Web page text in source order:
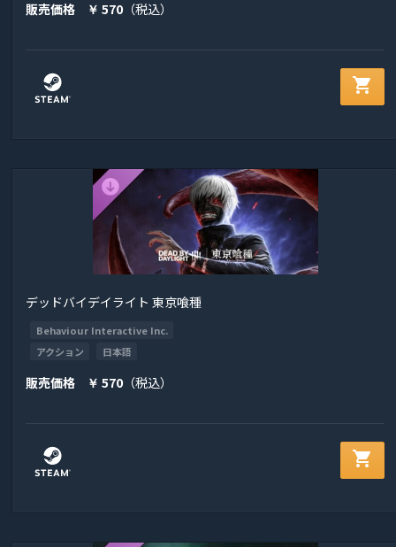
販売価格 ￥ 570 （税込）
shopping_cart
デッドバイデイライト 東京喰種
Behaviour Interactive Inc.
アクション
日本語
販売価格 ￥ 570 （税込）
shopping_cart